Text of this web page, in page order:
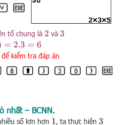
tố chung là 2 và3
2.3 =6
kiểm tra đáp án
nhất – BCNN.
số lơn hơn 1, ta thực hiện3